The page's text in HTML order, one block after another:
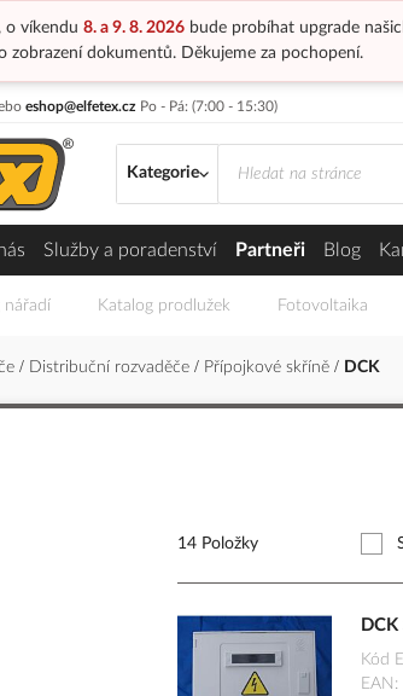
o víkendu 8. a 9. 8. 2026bude probíhat upgrade
zobrazení dokumentů. Děkujeme za pochopení.
eshop@elfetex.cz Po - Pá: (7:00 - 15:30)
Kategorie
Služby a poradenství Partneři Blog
nářadí Katalog prodlužek Fotovoltaika
Distribuční rozvaděče Přípojkové skříně DCK
14 Položky
Kód
EAN